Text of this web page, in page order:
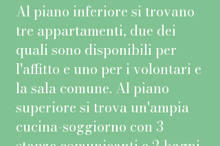
Al piano inferiore si trovano
tre appartamenti, due dei
quali sono disponibili per
l'affitto e uno per i volontari e
la sala comune. Al piano
superiore si trova un'ampia
cucina-soggiorno con 3